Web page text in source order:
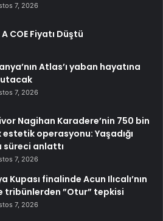
7, 2026
COE Fiyatı Düştü
Atlas’ı yaban hayatına
7, 2026
Nagihan Karadere’nin 750 bin
estetik operasyonu: Yaşadığı
süreci anlattı
7, 2026
Kupası finalinde Acun Ilıcalı’nın
tribünlerden ”Otur” tepkisi
7, 2026